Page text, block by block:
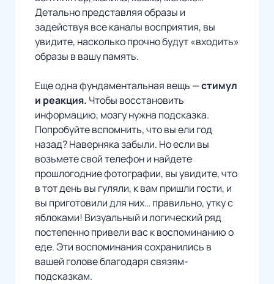
Детально представляя образы и
задействуя все каналы восприятия, вы
увидите, насколько прочно будут «входить»
образы в вашу память.
Еще одна фундаментальная вещь —стимул
и реакция. Чтобы восстановить
информацию, мозгу нужна подсказка.
Попробуйте вспомнить, что вы ели год
назад? Наверняка забыли. Но если вы
возьмете свой телефон и найдете
прошлогодние фотографии, вы увидите, что
в тот день вы гуляли, к вам пришли гости, и
вы приготовили для них… правильно, утку с
яблоками! Визуальный и логический ряд
постепенно привели вас к воспоминанию о
еде. Эти воспоминания сохранились в
вашей голове благодаря связям-
подсказкам.